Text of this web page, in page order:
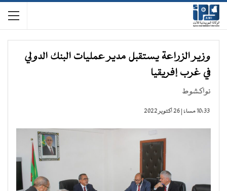
وزير الزراعة يستقبل مدير عمليات البنك الدولي
في غرب إفريقيا
نواكشوط
10:33 مساءً | 26 أكتوبر 2022